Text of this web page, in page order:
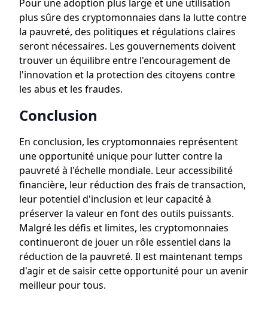
Pour une adoption plus large et une utilisation
plus sûre des cryptomonnaies dans la lutte contre
la pauvreté, des politiques et régulations claires
seront nécessaires. Les gouvernements doivent
trouver un équilibre entre l'encouragement de
l'innovation et la protection des citoyens contre
les abus et les fraudes.
Conclusion
En conclusion, les cryptomonnaies représentent
une opportunité unique pour lutter contre la
pauvreté à l'échelle mondiale. Leur accessibilité
financière, leur réduction des frais de transaction,
leur potentiel d'inclusion et leur capacité à
préserver la valeur en font des outils puissants.
Malgré les défis et limites, les cryptomonnaies
continueront de jouer un rôle essentiel dans la
réduction de la pauvreté. Il est maintenant temps
d'agir et de saisir cette opportunité pour un avenir
meilleur pour tous.